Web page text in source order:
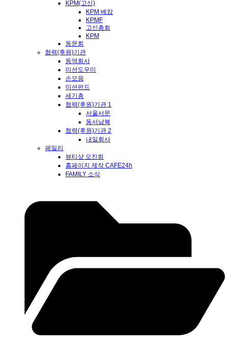
KPM(고신)
KPM 베캄
KPMF
고신총회
KPM
동문회
협력(후원)기관
동역회사
미션도우미
손모음
미션펀드
세기총
협력(후원)기관 1
서울서문
동서남북
협력(후원)기관 2
내일회사
페밀리
뷰티샾 오진희
홈페이지 제작 CAFE24h
FAMILY 소식